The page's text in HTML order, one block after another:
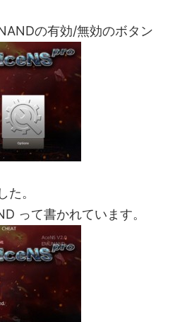
の有効/無効のボタン
た。
って書かれています。